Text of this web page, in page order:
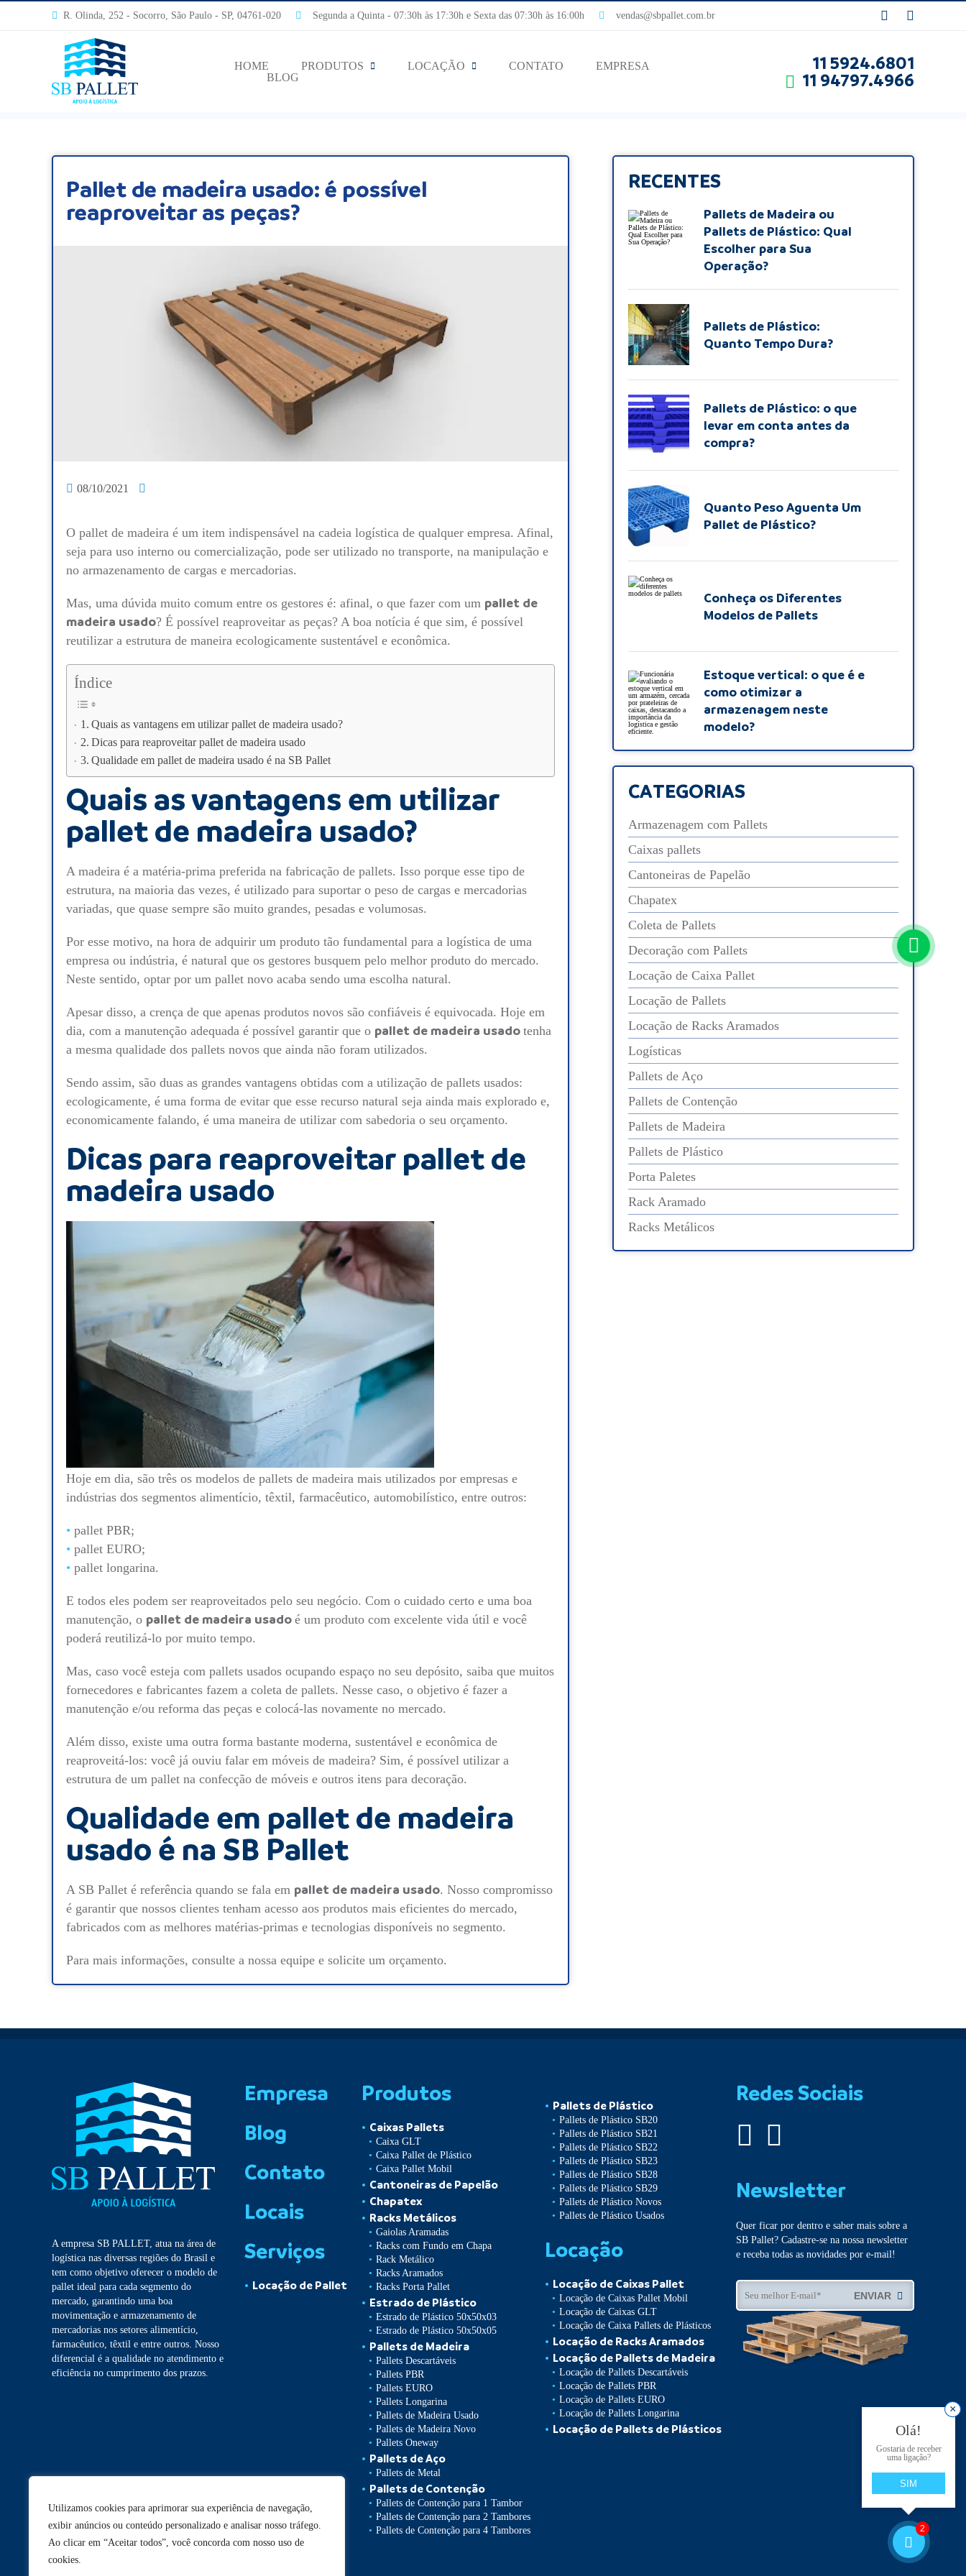
Utilizamos cookies para aprimorar sua experiência de navegação,
exibir anúncios ou conteúdo personalizado e analisar nosso tráfego.
Ao clicar em “Aceitar todos”, você concorda com nosso uso de
cookies.
R. Olinda, 252 - Socorro, São Paulo - SP, 04761-020 Segunda a Quinta - 07:30h às 17:30h e Sexta das 07:30h às 16:00h vendas@sbpallet.com.br
HOME PRODUTOS LOCAÇÃO CONTATO
EMPRESA
BLOG
11 5924.6801
11 94797.4966
Pallet de madeira usado: é possível
reaproveitar as peças?
08/10/2021
O pallet de madeiraé um item indispensável na cadeia logística de qualquer empresa. Afinal,
seja para uso interno ou comercialização, pode ser utilizado no transporte, na manipulação e
no armazenamento de cargas e mercadorias.
Mas, uma dúvida muito comum entre os gestores é: afinal, o que fazer com um pallet de
madeira usado? É possível reaproveitar as peças? A boa notícia é que sim, é possível
reutilizar a estrutura de maneira ecologicamente sustentável e econômica.
Índice
Quais as vantagens em utilizar pallet de madeira usado?
Dicas para reaproveitar pallet de madeira usado
Qualidade em pallet de madeira usado é na SB Pallet
Quais as vantagens em utilizar
pallet de madeira usado?
A madeira é a matéria-prima preferida na fabricação de pallets. Isso porque esse tipo de
estrutura, na maioria das vezes, é utilizado para suportar o peso de cargas e mercadorias
variadas, que quase sempre são muito grandes, pesadas e volumosas.
Por esse motivo, na hora de adquirir um produto tão fundamental para a logística de uma
empresa ou indústria, é natural que os gestores busquem pelo melhor produto do mercado.
Neste sentido, optar por um pallet novo acaba sendo uma escolha natural.
Apesar disso, a crença de que apenas produtos novos são confiáveis é equivocada. Hoje em
dia, com a manutenção adequada é possível garantir que o pallet de madeira usado tenha
a mesma qualidade dos pallets novos que ainda não foram utilizados.
Sendo assim, são duas as grandes vantagens obtidas com a utilização de pallets usados:
ecologicamente, é uma forma de evitar que esse recurso natural seja ainda mais explorado e,
economicamente falando, é uma maneira de utilizar com sabedoria o seu orçamento.
Dicas para reaproveitar pallet de
madeira usado
Hoje em dia, são três os modelos de pallets de madeira mais utilizados por empresas e
indústrias dos segmentos alimentício, têxtil, farmacêutico, automobilístico, entre outros:
pallet PBR;
pallet EURO;
pallet longarina.
E todos eles podem ser reaproveitados pelo seu negócio. Com o cuidado certo e uma boa
manutenção, o pallet de madeira usado é um produto com excelente vida útil e você
poderá reutilizá-lo por muito tempo.
Mas, caso você esteja com pallets usados ocupando espaço no seu depósito, saiba que muitos
fornecedores e fabricantes fazem a coleta de pallets. Nesse caso, o objetivo é fazer a
manutenção e/ou reforma das peças e colocá-las novamente no mercado.
Além disso, existe uma outra forma bastante moderna, sustentável e econômica de
reaproveitá-los: você já ouviu falar em móveis de madeira? Sim, é possível utilizar a
estrutura de um pallet na confecção de móveis e outros itens para decoração.
Qualidade em pallet de madeira
usado é na SB Pallet
A SB Pallet é referência quando se fala em pallet de madeira usado. Nosso compromisso
é garantir que nossos clientes tenham acesso aos produtos mais eficientes do mercado,
fabricados com as melhores matérias-primas e tecnologias disponíveis no segmento.
Para mais informações, consulte a nossa equipe e solicite um orçamento.
RECENTES
Pallets de Madeira ou
Pallets de Plástico: Qual
Escolher para Sua
Operação?
Pallets de Plástico:
Quanto Tempo Dura?
Pallets de Plástico: o que
levar em conta antes da
compra?
Quanto Peso Aguenta Um
Pallet de Plástico?
Conheça os Diferentes
Modelos de Pallets
Estoque vertical: o que é e
como otimizar a
armazenagem neste
modelo?
CATEGORIAS
Armazenagem com Pallets
Caixas pallets
Cantoneiras de Papelão
Chapatex
Coleta de Pallets
Decoração com Pallets
Locação de Caixa Pallet
Locação de Pallets
Locação de Racks Aramados
Logísticas
Pallets de Aço
Pallets de Contenção
Pallets de Madeira
Pallets de Plástico
Porta Paletes
Rack Aramado
Racks Metálicos
A empresa SB PALLET, atua na área de
logística nas diversas regiões do Brasil e
tem como objetivo oferecer o modelo de
pallet ideal para cada segmento do
mercado, garantindo uma boa
movimentação e armazenamento de
mercadorias nos setores alimentício,
farmacêutico, têxtil e entre outros. Nosso
diferencial é a qualidade no atendimento e
eficiência no cumprimento dos prazos.
Empresa
Blog
Contato
Locais
Serviços
Locação de Pallet
Produtos
Caixas Pallets
Caixa GLT
Caixa Pallet de Plástico
Caixa Pallet Mobil
Cantoneiras de Papelão
Chapatex
Racks Metálicos
Gaiolas Aramadas
Racks com Fundo em Chapa
Rack Metálico
Racks Aramados
Racks Porta Pallet
Estrado de Plástico
Estrado de Plástico 50x50x03
Estrado de Plástico 50x50x05
Pallets de Madeira
Pallets Descartáveis
Pallets PBR
Pallets EURO
Pallets Longarina
Pallets de Madeira Usado
Pallets de Madeira Novo
Pallets Oneway
Pallets de Aço
Pallets de Metal
Pallets de Contenção
Pallets de Contenção para 1 Tambor
Pallets de Contenção para 2 Tambores
Pallets de Contenção para 4 Tambores
Pallets de Plástico
Pallets de Plástico SB20
Pallets de Plástico SB21
Pallets de Plástico SB22
Pallets de Plástico SB23
Pallets de Plástico SB28
Pallets de Plástico SB29
Pallets de Plástico Novos
Pallets de Plástico Usados
Locação
Locação de Caixas Pallet
Locação de Caixas Pallet Mobil
Locação de Caixas GLT
Locação de Caixa Pallets de Plásticos
Locação de Racks Aramados
Locação de Pallets de Madeira
Locação de Pallets Descartáveis
Locação de Pallets PBR
Locação de Pallets EURO
Locação de Pallets Longarina
Locação de Pallets de Plásticos
Redes Sociais
Newsletter
Quer ficar por dentro e saber mais sobre a
SB Pallet? Cadastre-se na nossa newsletter
e receba todas as novidades por e-mail!
ENVIAR
Olá!
Gostaria de receber
uma ligação?
SIM
×